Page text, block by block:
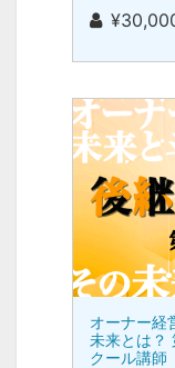
オーナー経
未来とは？
クール講師